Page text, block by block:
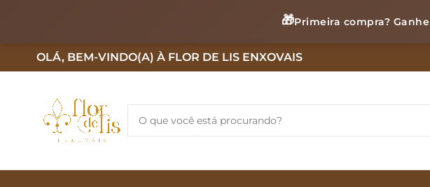
🎁Primeira compra? Ganhe
OLÁ, BEM-VINDO(A) À FLOR DE LIS ENXOVAIS